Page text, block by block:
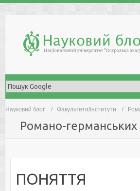
Науковий блоґ Факультети/інститути
Романо-
ПОНЯТТЯ